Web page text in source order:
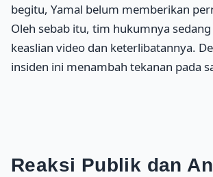
begitu, Yamal belum memberikan
Oleh sebab itu, tim hukumnya
keaslian video dan keterlibatannya.
insiden ini menambah tekanan pada
Reaksi Publik dan